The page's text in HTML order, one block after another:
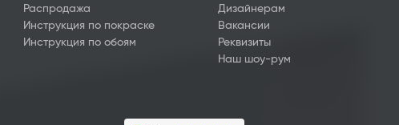
Распродажа
Инструкция по покраске
Инструкция по обоям
Дизайнерам
Вакансии
Реквизиты
Наш шоу-рум